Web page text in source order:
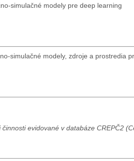
simulačné modely pre deep learning
simulačné modely, zdroje a prostredia
evidované v databáze CREPČ2